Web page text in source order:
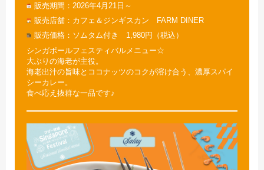
販売期間
2026年4月21日～
販売店舗
カフェ＆ジンギスカン FARM DINER
販売価格
ソムタム付き 1,980円（税込）
シンガポールフェスティバルメニュー☆
大ぶりの海老が主役。
海老出汁の旨味とココナッツのコクが溶け合う、濃厚スパイ
シーカレー。
食べ応え抜群な一品です♪